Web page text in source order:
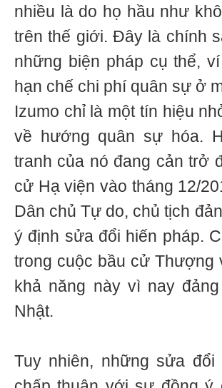
nhiều là do họ hầu như
trên thế giới. Đây là chính
những biện pháp cụ thể,
hạn chế chi phí quân sự ở
Izumo chỉ là một tín hiệu
về hướng quân sự hóa.
tranh của nó đang cản trở
cử Hạ viện vào tháng 12/
Dân chủ Tự do, chủ tịch
ý định sửa đổi hiến pháp.
trong cuộc bầu cử Thượng
khả năng này vì nay
Nhật.
Tuy nhiên, những sửa